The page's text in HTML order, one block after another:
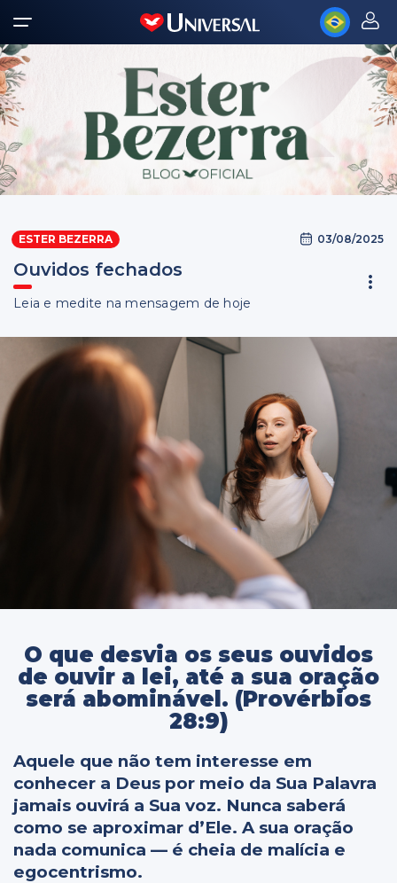
ESTER BEZERRA 03/08/2025
Ouvidos fechados
Leia e medite na mensagem de hoje
O que desvia os seus ouvidos
de ouvir a lei, até a sua oração
será abominável. (Provérbios
28:9)
Aquele que não tem interesse em
conhecer a Deus por meio da Sua Palavra
jamais ouvirá a Sua voz. Nunca saberá
como se aproximar d’Ele. A sua oração
nada comunica — é cheia de malícia e
egocentrismo.